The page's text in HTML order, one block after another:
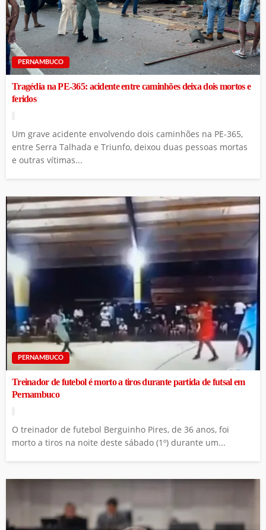
PERNAMBUCO
Tragédia na PE-365: acidente entre caminhões deixa dois mortos e
feridos
Um grave acidente envolvendo dois caminhões na PE-365,
entre Serra Talhada e Triunfo, deixou duas pessoas mortas
e outras vítimas...
PERNAMBUCO
Treinador de futebol é morto a tiros durante partida de futsal em
Pernambuco
O treinador de futebol Berguinho Pires, de 36 anos, foi
morto a tiros na noite deste sábado (1º) durante um...